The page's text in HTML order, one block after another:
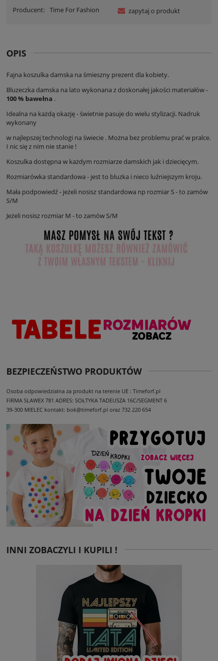
Producent: Time For Fashion zapytaj o produkt
OPIS
Fajna koszulka damska na śmieszny prezent dla kobiety.
Bluzeczka damska na lato wykonana z doskonałej jakości materiałów -
100 % bawełna .
Idealna na każdą okazję - świetnie pasuje do wielu stylizacji. Nadruk
wykonany
w najlepszej technologi na świecie . Można bez problemu prać w pralce.
I nic się z nim nie stanie !
Koszulka dostępna w każdym rozmiarze damskich jak i dziecięcym.
Rozmiarówka standardowa - jest to bluzka i nieco luźniejszym kroju.
Mała podpowiedź - jeżeli nosisz standardowa np rozmiar S - to zamów
S/M
Jeżeli nosisz rozmiar M - to zamów S/M
BEZPIECZEŃSTWO PRODUKTÓW
Osoba odpowiedzialna za produkt na terenie UE : Timeforf.pl
FIRMA SLAWEX 781 ADRES: SOŁTYKA TADEUSZA 16C/SEGMENT 6
39-300 MIELEC kontakt: bok@timeforf.pl oraz 732 220 654
INNI ZOBACZYLI I KUPILI !